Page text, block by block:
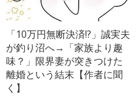
「10万円無断決済!?」誠実夫
が釣り沼へ→「家族より趣
味？」限界妻が突きつけた
離婚という結末【作者に聞
く】